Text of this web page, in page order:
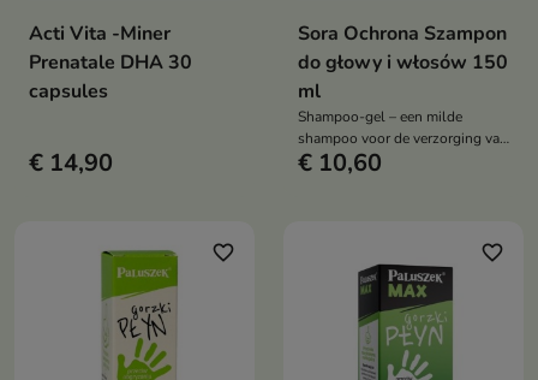
Acti Vita -Miner
Prenatale DHA 30
capsules
€ 14,90
Sora Ochrona Szampon
do głowy i włosów 150
ml
Shampoo-gel – een milde
shampoo voor de verzorging van
de hoofdhuid na contact met
€ 10,60
favorite_border favorite_border